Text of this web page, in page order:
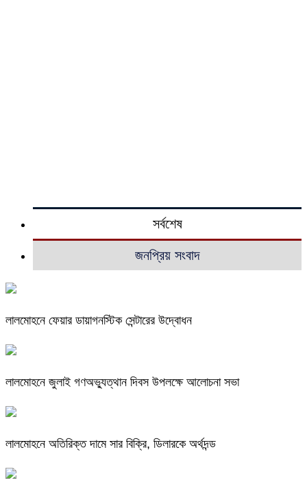
সর্বশেষ
জনপ্রিয় সংবাদ
লালমোহনে ফেয়ার ডায়াগনস্টিক সেন্টারের উদ্বোধন
লালমোহনে জুলাই গণঅভ্যুত্থান দিবস উপলক্ষে আলোচনা সভা
লালমোহনে অতিরিক্ত দামে সার বিক্রি, ডিলারকে অর্থদন্ড